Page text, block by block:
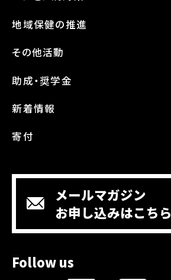
地域保健の推進
その他活動
助成・奨学金
新着情報
寄付
メールマガジン
お申し込みはこちら
Follow us